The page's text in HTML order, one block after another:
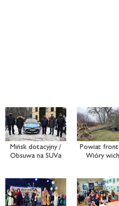
Mińsk dotacyjny /
Obsuwa na SUVa
Powiat
Wióry